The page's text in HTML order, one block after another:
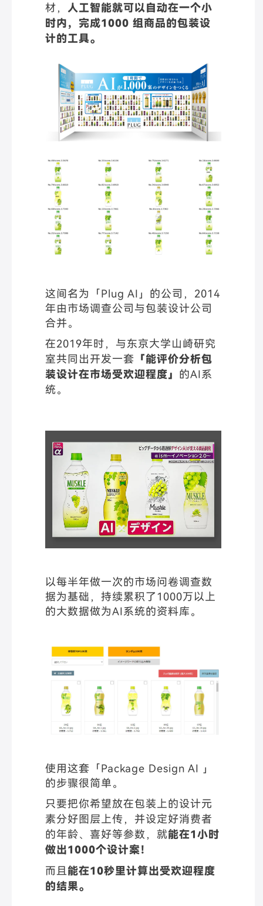
材， 人工智能就可以自动在一个小
时内，完成1000 组商品的包装设
计的工具。
这间名为「Plug AI」的公司，2014
年由市场调查公司与包装设计公司
合并。
在2019年时，与东京大学山崎研究
室共同出开发一套 「能评价分析包
装设计在市场受欢迎程度」 的AI系
统。
以每半年做一次的市场问卷调查数
据为基础，持续累积了1000万以上
的大数据做为AI系统的资料库。
使用这套「Package Design AI 」
的步骤很简单。
只要把你希望放在包装上的设计元
素分好图层上传，并设定好消费者
的年龄、喜好等参数，就能在1小时
做出1000个设计案！
而且能在10秒里计算出受欢迎程度
的结果。